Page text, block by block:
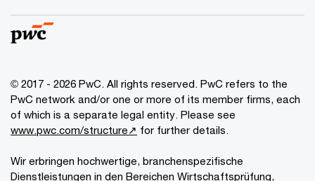
© 2017 - 2026 PwC. All rights reserved. PwC refers to the
PwC network and/or one or more of its member firms, each
of which is a separate legal entity. Please see
www.pwc.com/structure↗ for further details.
Wir erbringen hochwertige, branchenspezifische
Dienstleistungen in den Bereichen Wirtschaftsprüfung,